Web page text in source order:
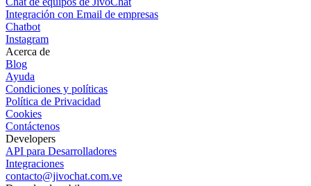
Integración con Email de empresas
Chatbot
Instagram
Acerca de
Blog
Ayuda
Condiciones y políticas
Política de Privacidad
Cookies
Contáctenos
Developers
API para Desarrolladores
Integraciones
contacto@jivochat.com.ve